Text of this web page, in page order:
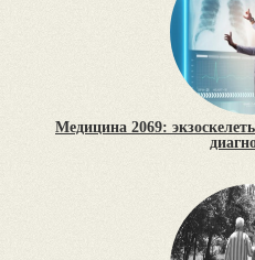
Медицина 2069: